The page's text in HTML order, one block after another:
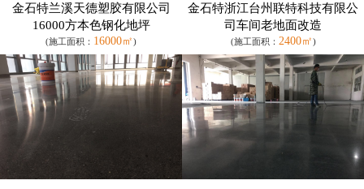
金石特兰溪天德塑胶有限公司
16000方本色钢化地坪
(施工面积： 16000㎡)
金石特浙江台州联特科技有限公
司车间老地面改造
(施工面积： 2400㎡)